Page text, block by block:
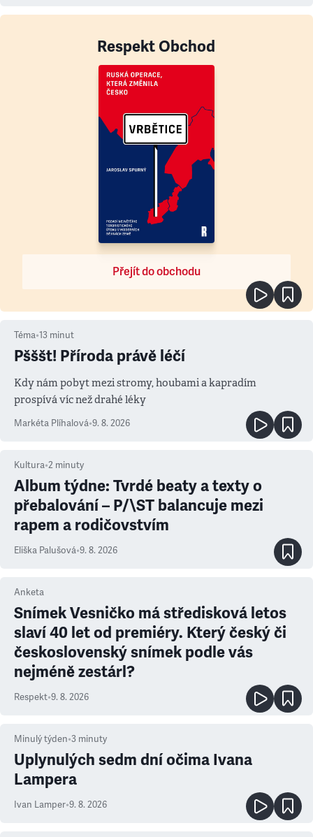
Respekt Obchod
Přejít do obchodu
Téma•13 minut
Pšššt! Příroda právě léčí
Kdy nám pobyt mezi stromy, houbami a kapradím
prospívá víc než drahé léky
Markéta Plíhalová•9. 8. 2026
Kultura•2 minuty
Album týdne: Tvrdé beaty a texty o
přebalování – P/\ST balancuje mezi
rapem a rodičovstvím
Eliška Palušová•9. 8. 2026
Anketa
Snímek Vesničko má středisková letos
slaví 40 let od premiéry. Který český či
československý snímek podle vás
nejméně zestárl?
Respekt•9. 8. 2026
Minulý týden•3 minuty
Uplynulých sedm dní očima Ivana
Lampera
Ivan Lamper•9. 8. 2026